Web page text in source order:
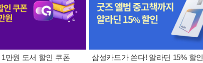
만원 도서 할인 쿠폰 삼성카드가 쏜다! 알라딘 15% 할인